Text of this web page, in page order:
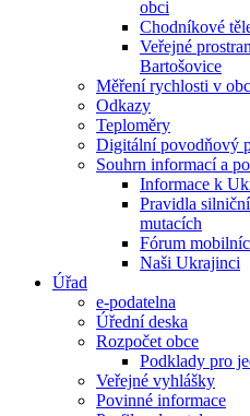
obci
Chodníkové
Veřejné
Bartošovice
Měření rychlosti v
Odkazy
Teploměry
Digitální povodňový
Souhrn informací a
Informace k
Pravidla
mutacích
Fórum
Naši Ukrajinci
Úřad
e-podatelna
Úřední deska
Rozpočet obce
Podklady pro
Veřejné vyhlášky
Povinné informace